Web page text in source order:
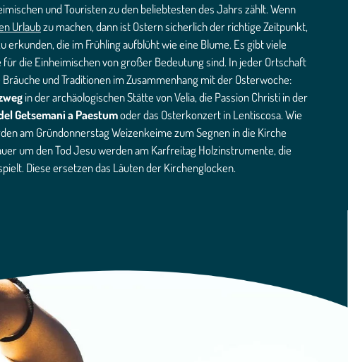
und Touristen zu den beliebtesten des Jahrs zählt. Wenn
Urlaubzu machen, dann ist Ostern sicherlich der richtige Zeitpunkt,
erkunden, die im Frühling aufblüht wie eine Blume. Es gibt viele
die Einheimischen von großer Bedeutung sind. In jeder Ortschaft
und Traditionen im Zusammenhang mit der Osterwoche:
in der archäologischen Stätte von Velia, die Passion Christi in der
Getsemani a Paestumoder das Osterkonzert in Lentiscosa. Wie
am Gründonnerstag Weizenkeime zum Segnen in die Kirche
um den Tod Jesu werden am Karfreitag Holzinstrumente, die
Diese ersetzen das Läuten der Kirchenglocken.